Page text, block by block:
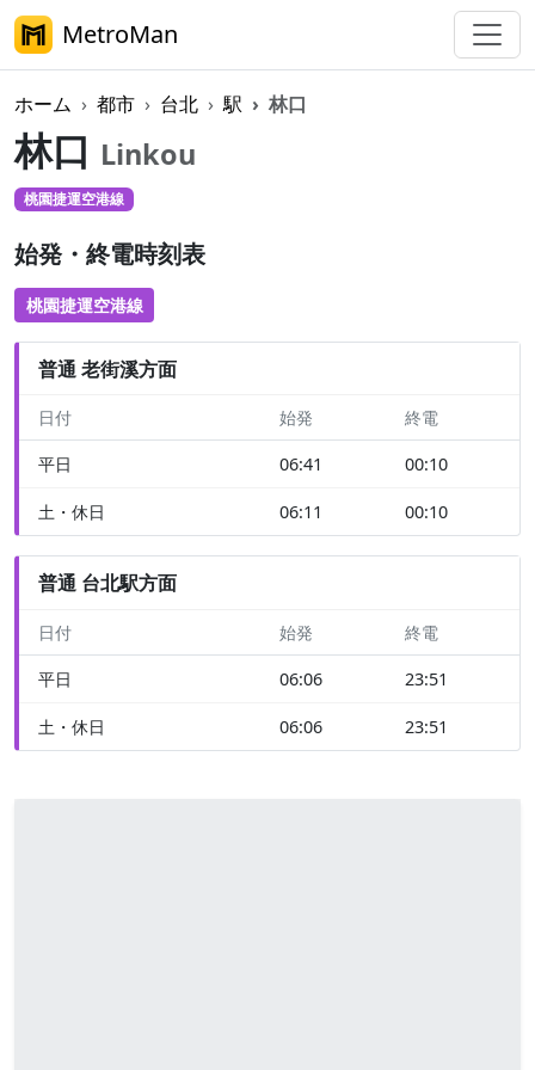
MetroMan
ホーム 都市 台北 駅 林口
林口 Linkou
桃園捷運空港線
始発・終電時刻表
桃園捷運空港線
普通 老街溪方面
日付 始発 終電
平日 06:41 00:10
土・休日 06:11 00:10
普通 台北駅方面
日付 始発 終電
平日 06:06 23:51
土・休日 06:06 23:51